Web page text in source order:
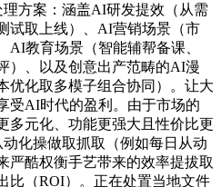
方案：涵盖AI研发提效（从需
试取上线）、AI营销场景（市
AI教育场景（智能辅帮备课、
）、以及创意出产范畴的AI漫
优化取多模子组合协同）。让大
受AI时代的盈利。由于市场的
多元化、功能更强大且性价比更
化操做取抓取（例如每日从动
严酷权衡手艺带来的效率提拔取
比（ROI）。正在处置当地文件